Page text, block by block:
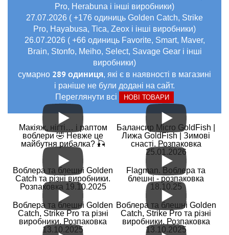
Pro, Herabuna і інші виробники)
27.07.2026 ( +176 одиниць Golden Catch, Strike
Pro, Hayabusa, Tica, Zeox і інші виробники)
26.07.2026 ( +66 одиниць Favorite, Smart, Maver,
Brain, Stonfo, Meiho, Select, Savage Gear і інші
виробники)
сумарно 289 одиниця, які є в наявності в магазині
і раніше не були додані на сайт.
Переглянути всі
НОВІ ТОВАРИ
Макіяж, нігті… і раптом
воблери 🤣 Невже це
майбутня рибалка? 🎣
Балансир Micro GoldFish |
Лижа GoldFish | Зимові
снасті. Розпаковка
25.01.2026
Воблера та блешні Golden
Catch та різні виробники.
Розпаковка 19.10.2025
Flagman. Воблера та
блешні - розпаковка
18.10.25
Воблера та блешні Golden
Catch, Strike Pro та різні
виробники. Розпаковка
13.10.2025
Воблера та блешні Golden
Catch, Strike Pro та різні
виробники. Розпаковка
13.10.2025